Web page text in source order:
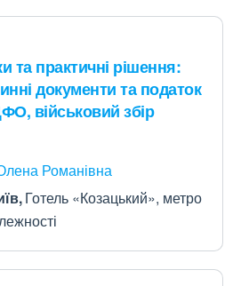
та практичні рішення:
документи та податок
військовий збір
Романівна
Готель «Козацький», метро